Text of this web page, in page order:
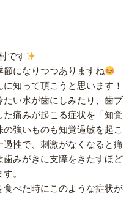
です
になりつつありますね
知って頂こうと思います！
い水が歯にしみたり、歯ブ
痛みが起こる症状を「知覚
強いものも知覚過敏を起こ
性で、刺激がなくなると痛
みがきに支障をきたすほど
。
べた時にこのような症状が